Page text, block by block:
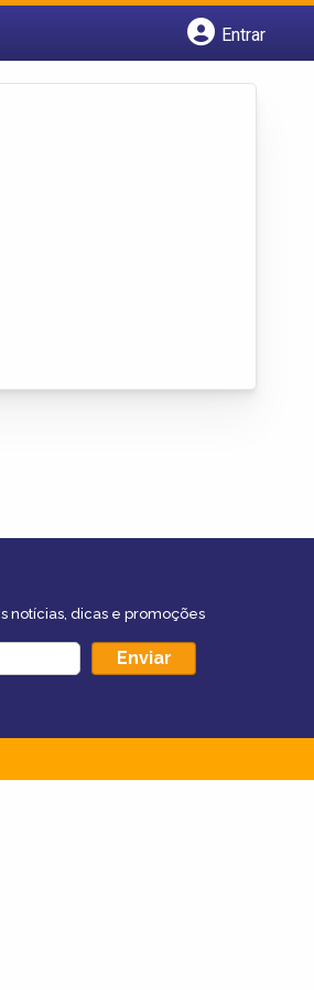
Entrar
notícias, dicas e promoções